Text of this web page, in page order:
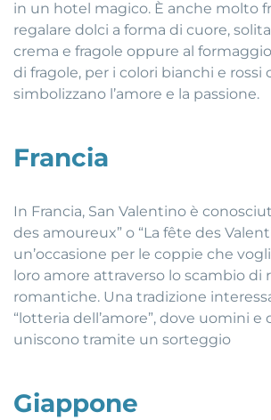
in un hotel magico. È anche molto
regalare dolci a forma di cuore,
crema e fragole oppure al
di fragole, per i colori bianchi e rossi
simbolizzano l’amore e la passione.
Francia
In Francia, San Valentino è
des amoureux” o “La fête des
un’occasione per le coppie che
loro amore attraverso lo scambio di
romantiche. Una tradizione
“lotteria dell’amore”, dove uomini e
uniscono tramite un sorteggio
Giappone